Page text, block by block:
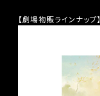
【劇場物販ラインナップ】